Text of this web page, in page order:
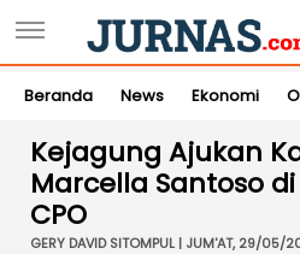
Beranda News Ekonomi
Kejagung Ajukan
Marcella Santoso di
CPO
GERY DAVID SITOMPUL | JUM'AT, 29/05/